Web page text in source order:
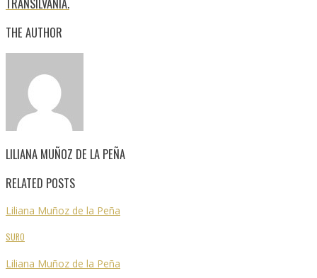
THE AUTHOR
LILIANA MUÑOZ DE LA PEÑA
RELATED POSTS
Liliana Muñoz de la Peña
SURO
Liliana Muñoz de la Peña